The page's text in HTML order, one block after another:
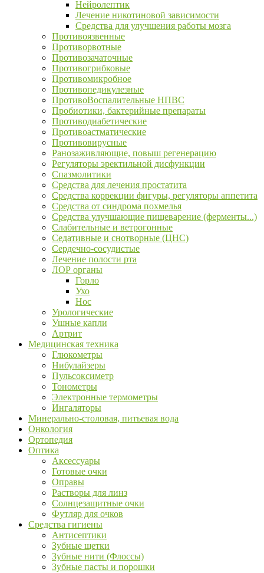
Нейролептик
Лечение никотиновой зависимости
Средства для улучшения работы мозга
Противоязвенные
Противорвотные
Противозачаточные
Противогрибковые
Противомикробное
Противопедикулезные
ПротивоВоспалительные НПВС
Пробиотики, бактерийные препараты
Противодиабетические
Противоастматические
Противовирусные
Ранозаживляющие, повыш регенерацию
Регуляторы эректильной дисфункции
Спазмолитики
Средства для лечения простатита
Средства коррекции фигуры, регуляторы аппетита
Средства от синдрома похмелья
Средства улучшающие пищеварение (ферменты...)
Слабительные и ветрогонные
Седативные и снотворные (ЦНС)
Сердечно-сосудистые
Лечение полости рта
ЛОР органы
Горло
Ухо
Нос
Урологические
Ушные капли
Артрит
Медицинская техника
Глюкометры
Нибулайзеры
Пульсоксиметр
Тонометры
Электронные термометры
Ингаляторы
Минерально-столовая, питьевая вода
Онкология
Ортопедия
Оптика
Аксессуары
Готовые очки
Оправы
Растворы для линз
Солнцезащитные очки
Футляр для очков
Средства гигиены
Антисептики
Зубные щетки
Зубные нити (Флоссы)
Зубные пасты и порошки